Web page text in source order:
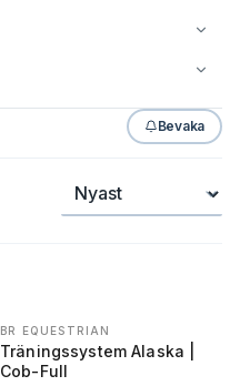
Bevaka
Sortera
BR EQUESTRIAN
Träningssystem Alaska |
Cob-Full